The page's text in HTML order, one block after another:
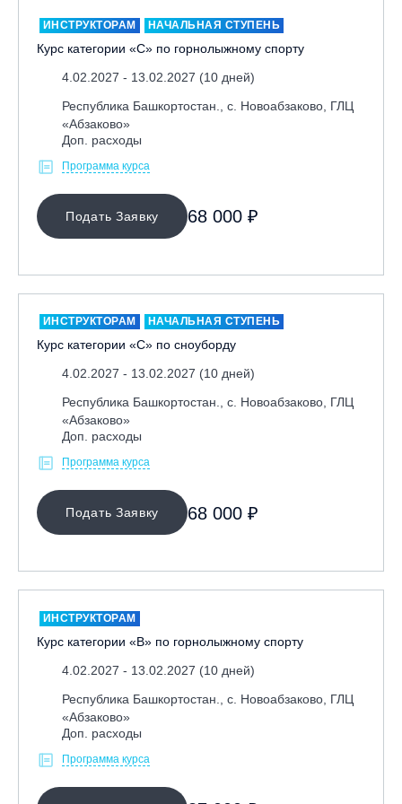
Республика Алтай, ВК «Манжерок»
Республика Башкортостан, ГЛЦ "Банное"
Республика Башкортостан., с. Новоабзаково, ГЛЦ
Самара, ГЛК «СОК»
Санкт-Петербург, Всесезонный курорт «Игора»
Санкт-Петербург, Скейт-парк под мостом Бетанкура
Сочи, ГК «Красная Поляна»
Сочи, ГК «Роза Хутор»
Ярославль, СП «Изгиб»
ОЧИСТИТЬ ФИЛЬТР
ИНСТРУКТОРАМ НАЧАЛЬНАЯ СТУПЕНЬ
Курс категории «С» по горнолыжному спорту
4.02.2027 - 13.02.2027 (10 дней)
Республика Башкортостан., с. Новоабзаково, ГЛЦ
«Абзаково»
Доп. расходы
Программа курса
Подать Заявку 68 000 ₽
ИНСТРУКТОРАМ НАЧАЛЬНАЯ СТУПЕНЬ
Курс категории «С» по сноуборду
4.02.2027 - 13.02.2027 (10 дней)
Республика Башкортостан., с. Новоабзаково, ГЛЦ
«Абзаково»
Доп. расходы
Программа курса
Подать Заявку 68 000 ₽
ИНСТРУКТОРАМ
Курс категории «В» по горнолыжному спорту
4.02.2027 - 13.02.2027 (10 дней)
Республика Башкортостан., с. Новоабзаково, ГЛЦ
«Абзаково»
Доп. расходы
Программа курса